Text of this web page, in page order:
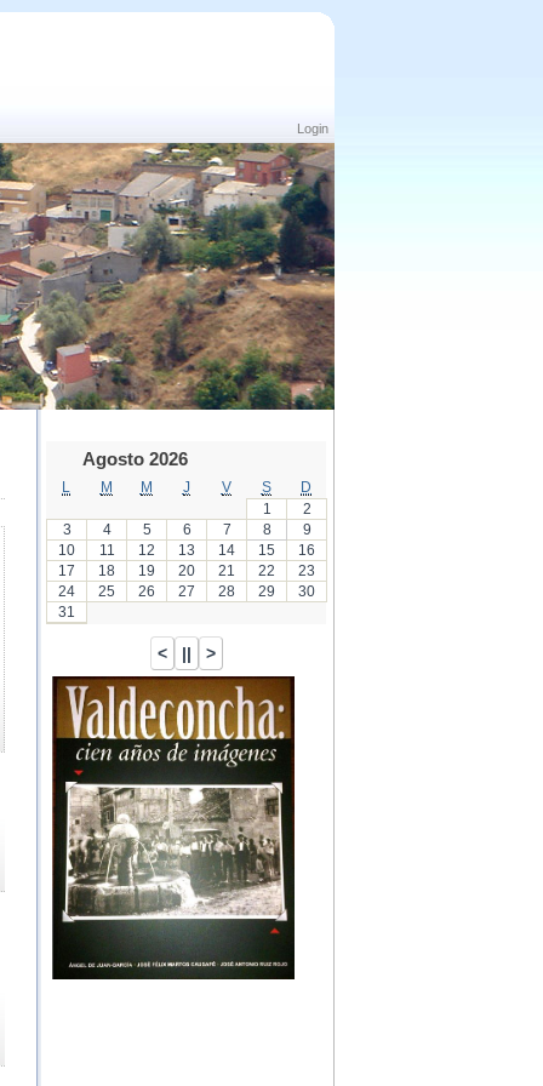
Login
Agosto 2026
M M J V S
D
1
2
3
4 5 6 7 8
9
10
11 12 13 14 15
16
17
18 19 20 21 22
23
24
25 26 27 28 29
30
31